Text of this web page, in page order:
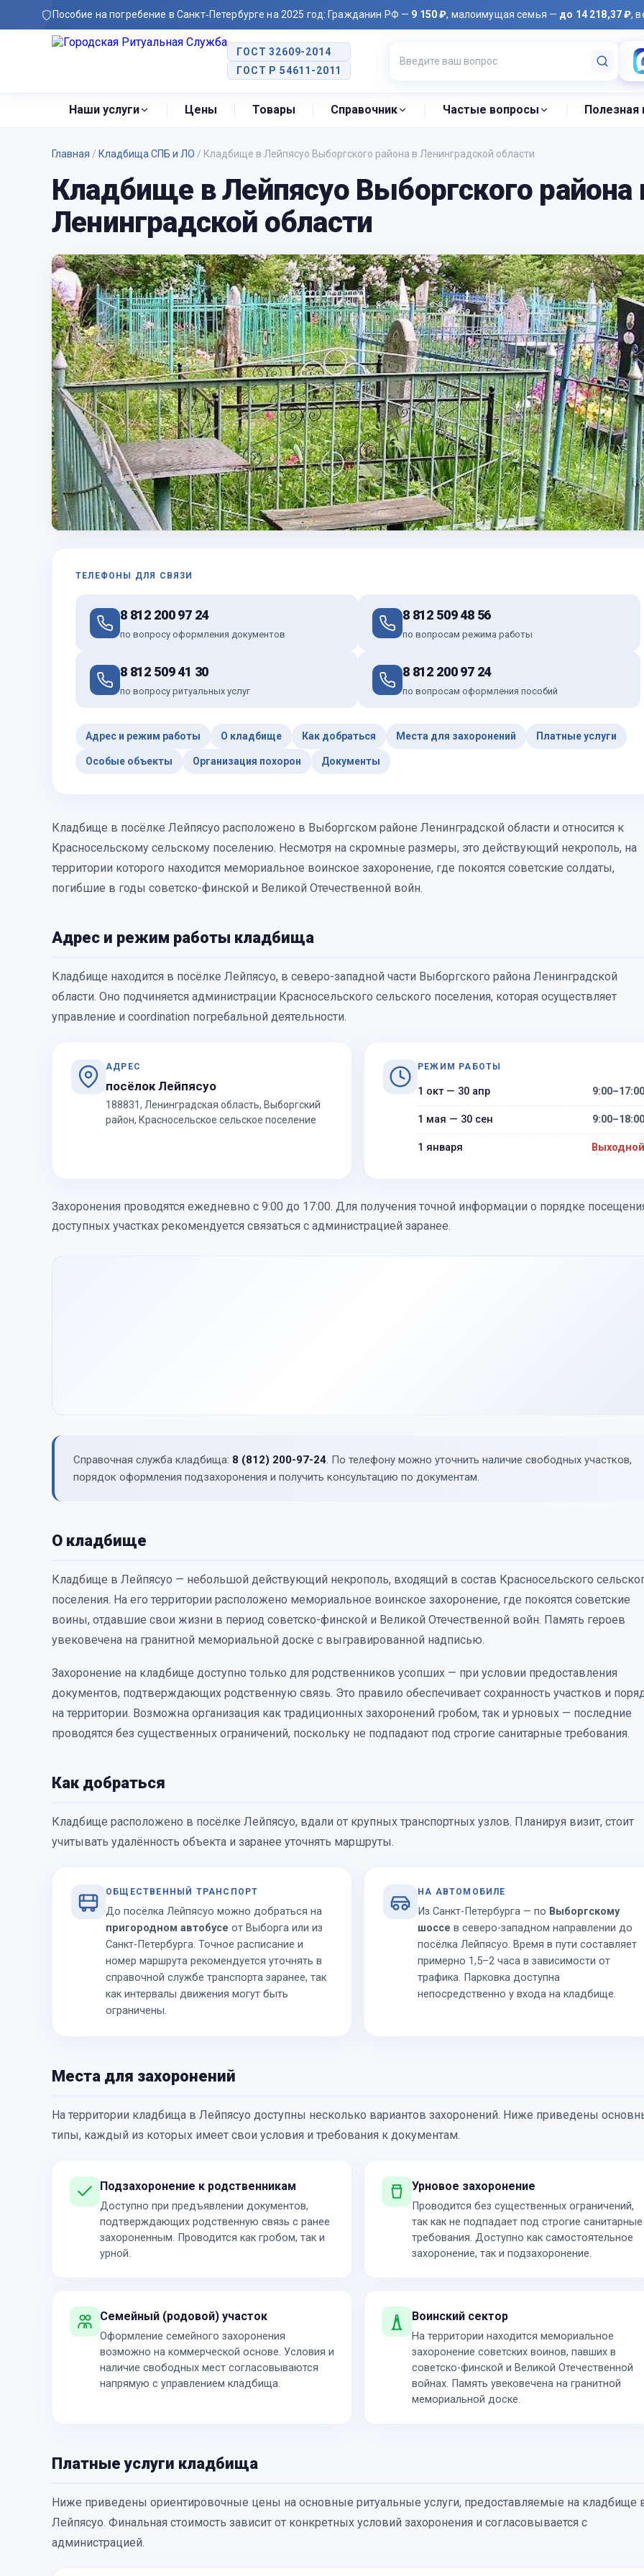
Пособие на погребение в Санкт‑Петербурге на 2025 год: Гражданин РФ — 9 150 ₽, малоимущая семья — до 14 218,37 ₽,
ГОСТ 32609-2014
ГОСТ Р 54611-2011
Наши услуги Цены Товары Справочник Частые вопросы Полезная
Главная / Кладбища СПБ и ЛО / Кладбище в Лейпясуо Выборгского района в Ленинградской области
Кладбище в Лейпясуо Выборгского района
Ленинградской области
ТЕЛЕФОНЫ ДЛЯ СВЯЗИ
8 812 200 97 24
по вопросу оформления документов
8 812 509 48 56
по вопросам режима работы
8 812 509 41 30
по вопросу ритуальных услуг
8 812 200 97 24
по вопросам оформления пособий
Адрес и режим работы О кладбище Как добраться Места для захоронений Платные услуги
Особые объекты Организация похорон Документы
Кладбище в посёлке Лейпясуо расположено в Выборгском районе Ленинградской области и относится к
Красносельскому сельскому поселению. Несмотря на скромные размеры, это действующий некрополь, на
территории которого находится мемориальное воинское захоронение, где покоятся советские солдаты,
погибшие в годы советско-финской и Великой Отечественной войн.
Адрес и режим работы кладбища
Кладбище находится в посёлке Лейпясуо, в северо-западной части Выборгского района Ленинградской
области. Оно подчиняется администрации Красносельского сельского поселения, которая осуществляет
управление и coordination погребальной деятельности.
АДРЕС
посёлок Лейпясуо
188831, Ленинградская область, Выборгский
район, Красносельское сельское поселение
РЕЖИМ РАБОТЫ
1 окт — 30 апр 9:00–17:00
1 мая — 30 сен 9:00–18:00
1 января Выходной
Захоронения проводятся ежедневно с 9:00 до 17:00. Для получения точной информации о порядке
доступных участках рекомендуется связаться с администрацией заранее.
Справочная служба кладбища: 8 (812) 200-97-24. По телефону можно уточнить наличие свободных участков,
порядок оформления подзахоронения и получить консультацию по документам.
О кладбище
Кладбище в Лейпясуо — небольшой действующий некрополь, входящий в состав Красносельского
поселения. На его территории расположено мемориальное воинское захоронение, где покоятся советские
воины, отдавшие свои жизни в период советско-финской и Великой Отечественной войн. Память героев
увековечена на гранитной мемориальной доске с выгравированной надписью.
Захоронение на кладбище доступно только для родственников усопших — при условии предоставления
документов, подтверждающих родственную связь. Это правило обеспечивает сохранность участков и
на территории. Возможна организация как традиционных захоронений гробом, так и урновых — последние
проводятся без существенных ограничений, поскольку не подпадают под строгие санитарные требования.
Как добраться
Кладбище расположено в посёлке Лейпясуо, вдали от крупных транспортных узлов. Планируя визит, стоит
учитывать удалённость объекта и заранее уточнять маршруты.
ОБЩЕСТВЕННЫЙ ТРАНСПОРТ
До посёлка Лейпясуо можно добраться на
пригородном автобусе от Выборга или из
Санкт-Петербурга. Точное расписание и
номер маршрута рекомендуется уточнять в
справочной службе транспорта заранее, так
как интервалы движения могут быть
ограничены.
НА АВТОМОБИЛЕ
Из Санкт-Петербурга — по Выборгскому
шоссе в северо-западном направлении до
посёлка Лейпясуо. Время в пути составляет
примерно 1,5–2 часа в зависимости от
трафика. Парковка доступна
непосредственно у входа на кладбище.
Места для захоронений
На территории кладбища в Лейпясуо доступны несколько вариантов захоронений. Ниже приведены
типы, каждый из которых имеет свои условия и требования к документам.
Подзахоронение к родственникам
Доступно при предъявлении документов,
подтверждающих родственную связь с ранее
захороненным. Проводится как гробом, так и
урной.
Урновое захоронение
Проводится без существенных ограничений,
так как не подпадает под строгие санитарные
требования. Доступно как самостоятельное
захоронение, так и подзахоронение.
Семейный (родовой) участок
Оформление семейного захоронения
возможно на коммерческой основе. Условия и
наличие свободных мест согласовываются
напрямую с управлением кладбища.
Воинский сектор
На территории находится мемориальное
захоронение советских воинов, павших в
советско-финской и Великой Отечественной
войнах. Память увековечена на гранитной
мемориальной доске.
Платные услуги кладбища
Ниже приведены ориентировочные цены на основные ритуальные услуги, предоставляемые на кладбище
Лейпясуо. Финальная стоимость зависит от конкретных условий захоронения и согласовывается с
администрацией.